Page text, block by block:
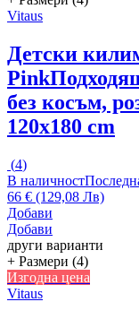
Vitaus
Детски
Pink
без косъм,
120x180 cm
(4)
В наличност
66 € (129,08 Лв)
Добави
Добави
други варианти
+ Размери (4)
Изгодна цена
Vitaus